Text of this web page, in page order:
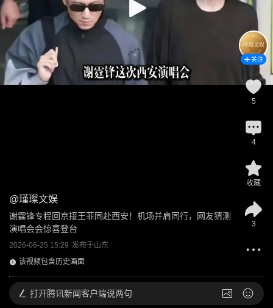
@瑾璨文娱
谢霆锋专程回京接王菲同赴西安！机场并肩同行，网友猜测
演唱会会惊喜登台
2026-06-25 15:29 发布于山东
该视频包含历史画面
关注
5
4
收藏
3
打开腾讯新闻客户端说两句